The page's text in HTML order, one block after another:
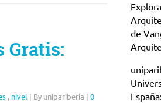
Gratis:
, nivel | By unipariberia | 0
de